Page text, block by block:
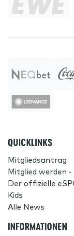
QUICKLINKS
Mitgliedsantrag
Mitglied werden -
Der offizielle
Kids
Alle News
INFORMATIONEN